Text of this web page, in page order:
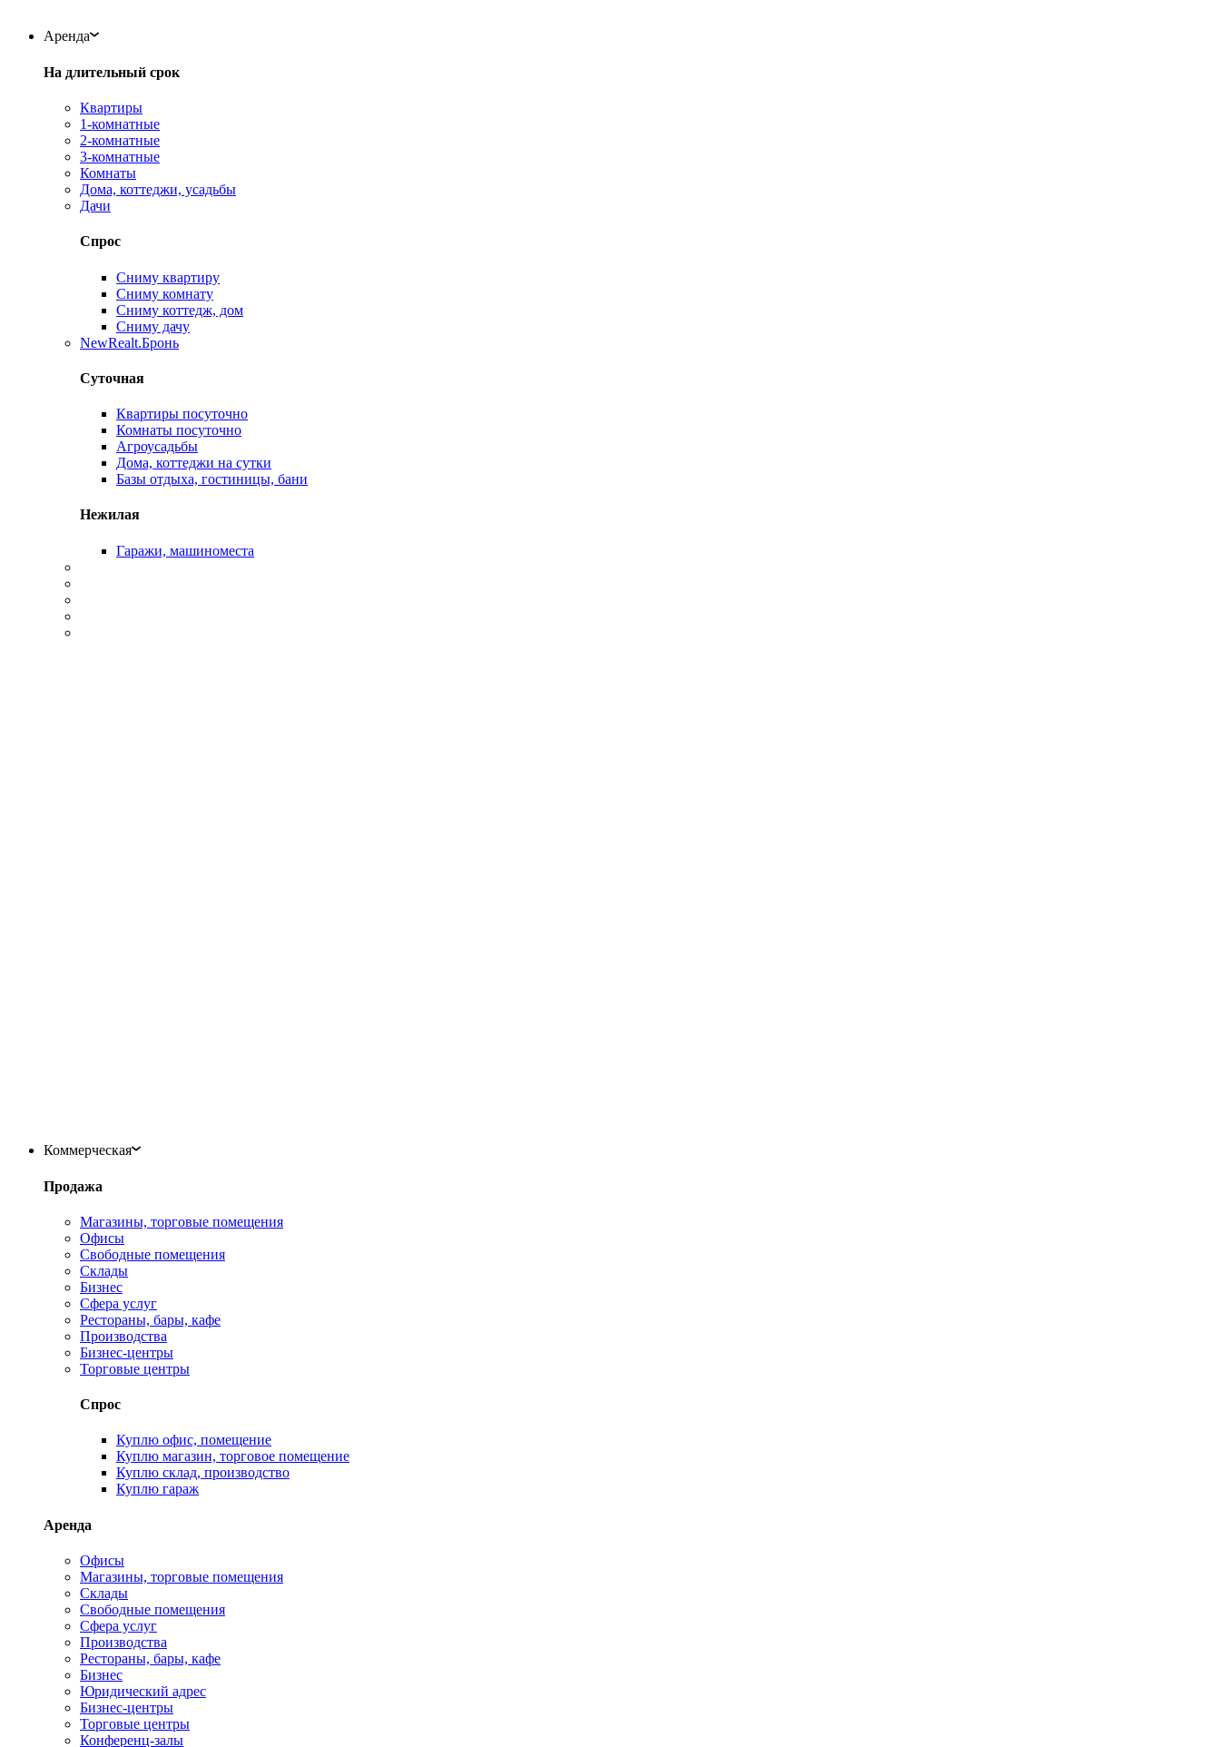
Аренда
На длительный срок
Квартиры
1-комнатные
2-комнатные
3-комнатные
Комнаты
Дома, коттеджи, усадьбы
Дачи
Спрос
Сниму квартиру
Сниму комнату
Сниму коттедж, дом
Сниму дачу
NewRealt.Бронь
Суточная
Квартиры посуточно
Комнаты посуточно
Агроусадьбы
Дома, коттеджи на сутки
Базы отдыха, гостиницы, бани
Нежилая
Гаражи, машиноместа
Коммерческая
Продажа
Магазины, торговые помещения
Офисы
Свободные помещения
Склады
Бизнес
Сфера услуг
Рестораны, бары, кафе
Производства
Бизнес-центры
Торговые центры
Спрос
Куплю офис, помещение
Куплю магазин, торговое помещение
Куплю склад, производство
Куплю гараж
Аренда
Офисы
Магазины, торговые помещения
Склады
Свободные помещения
Сфера услуг
Производства
Рестораны, бары, кафе
Бизнес
Юридический адрес
Бизнес-центры
Торговые центры
Конференц-залы